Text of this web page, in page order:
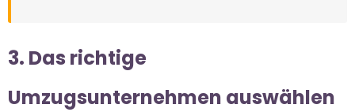
3. Das richtige
Umzugsunternehmen auswählen